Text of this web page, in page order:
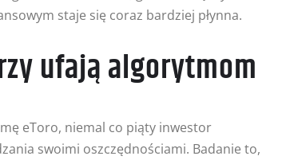
staje się coraz bardziej płynna.
ufają algorytmom
eToro, niemal co piąty inwestor
swoimi oszczędnościami. Badanie to,